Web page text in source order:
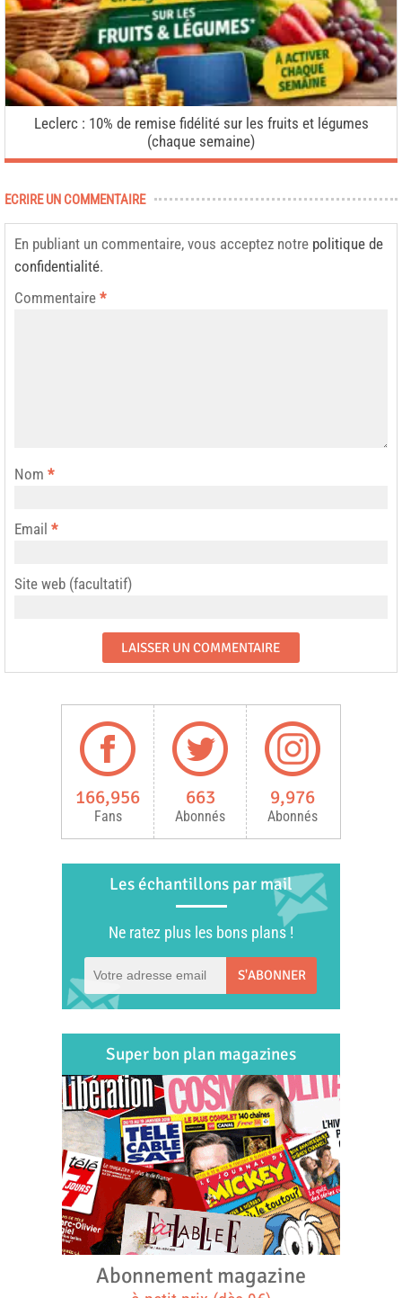
Leclerc : 10% de remise fidélité sur les fruits et légumes
(chaque semaine)
ECRIRE UN COMMENTAIRE
En publiant un commentaire, vous acceptez notre politique de
confidentialité.
Commentaire *
Nom *
Email *
Site web (facultatif)
166,956
Fans
663
Abonnés
9,976
Abonnés
Les échantillons par mail
Ne ratez plus les bons plans !
S'ABONNER
Super bon plan magazines
Abonnement magazine